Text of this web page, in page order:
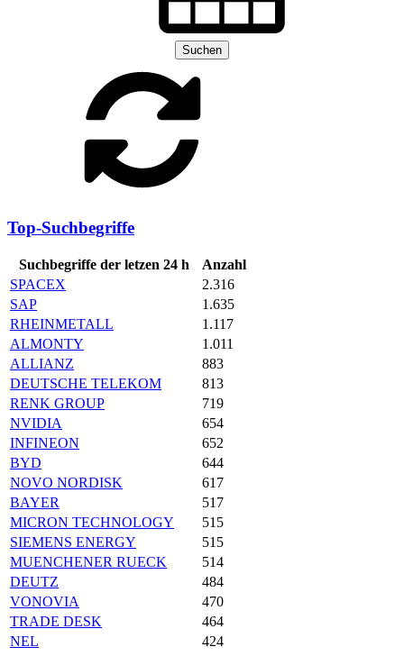
Suchen
Top-Suchbegriffe
Suchbegriffe der letzen 24 h
Anzahl
SPACEX
2.316
SAP
1.635
RHEINMETALL
1.117
ALMONTY
1.011
ALLIANZ
883
DEUTSCHE TELEKOM
813
RENK GROUP
719
NVIDIA
654
INFINEON
652
BYD
644
NOVO NORDISK
617
BAYER
517
MICRON TECHNOLOGY
515
SIEMENS ENERGY
515
MUENCHENER RUECK
514
DEUTZ
484
VONOVIA
470
TRADE DESK
464
NEL
424